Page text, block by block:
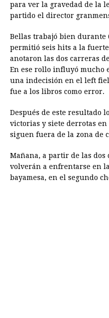
para ver la gravedad de la
partido el director
Bellas trabajó bien durante
permitió seis hits a la
anotaron las dos carreras
En ese rollo influyó mucho
una indecisión en el left
fue a los libros como error.
Después de este resultado
victorias y siete derrotas
siguen fuera de la zona de
Mañana, a partir de las dos
volverán a enfrentarse en
bayamesa, en el segundo